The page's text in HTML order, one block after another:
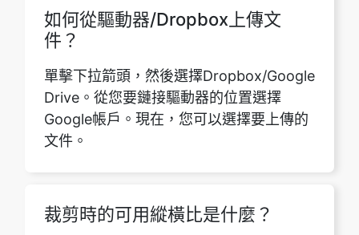
件？
單擊下拉箭頭，然後選擇Dropbox/Google
Drive。從您要鏈接驅動器的位置選擇
Google帳戶。現在，您可以選擇要上傳的
文件。
作物視頻使您可以將視頻裁剪成多個長寬